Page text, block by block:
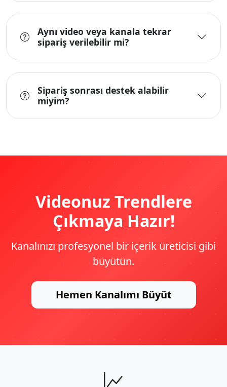
Aynı video veya kanala tekrar
sipariş verilebilir mi?
Sipariş sonrası destek alabilir
miyim?
Videonuz Trendlere
Çıkmaya Hazır!
Kanalınızı profesyonel bir içerik üreticisi gibi
büyütün.
Hemen Kanalımı Büyüt